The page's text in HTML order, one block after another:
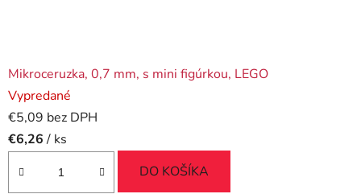
Mikroceruzka, 0,7 mm, s mini figúrkou, LEGO
Vypredané
€5,09 bez DPH
€6,26 / ks
DO KOŠÍKA